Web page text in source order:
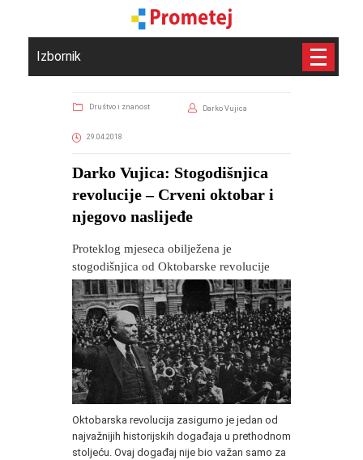
Izbornik
Društvo i znanost Darko Vujica
29.04.2018
Darko Vujica: Stogodišnjica
revolucije – Crveni oktobar i
njegovo naslijeđe
Proteklog mjeseca obilježena je
stogodišnjica od Oktobarske revolucije
Oktobarska revolucija zasigurno je jedan od
najvažnijih historijskih događaja u prethodnom
stoljeću. Ovaj događaj nije bio važan samo za